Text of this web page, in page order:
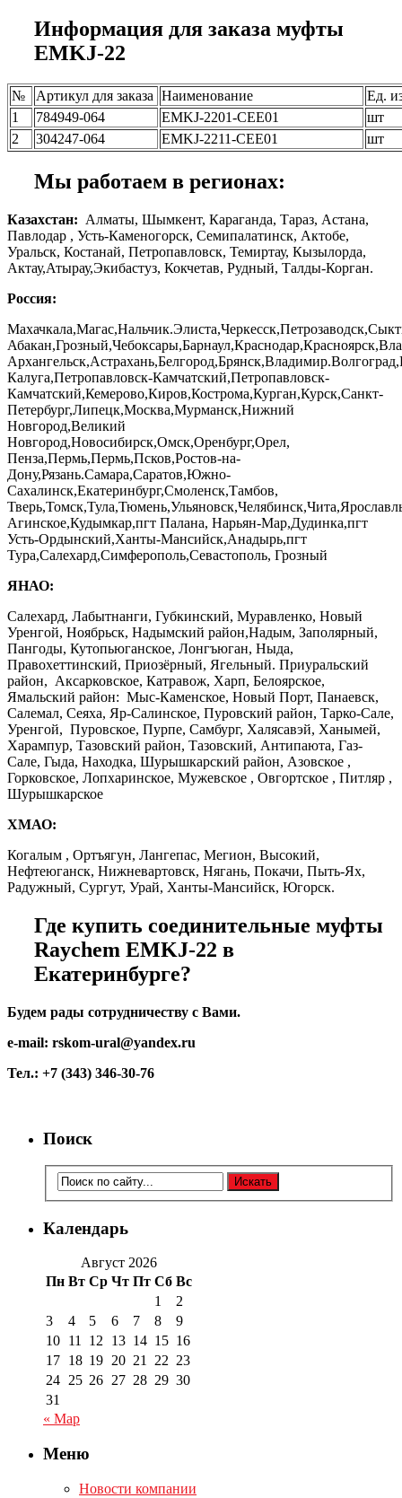
Информация для заказа муфты
EMKJ-22
№ Артикул для заказа Наименование
Ед.
1
784949-064 EMKJ-2201-CEE01
шт
2
304247-064 EMKJ-2211-CEE01 шт
Мы работаем в регионах:
Казахстан: Алматы, Шымкент, Караганда, Тараз, Астана,
Павлодар , Усть-Каменогорск, Семипалатинск, Актобе,
Уральск, Костанай, Петропавловск, Темиртау, Кызылорда,
Актау,Атырау,Экибастуз, Кокчетав, Рудный, Талды-Корган.
Россия:
Калуга,Петропавловск-Камчатский,Петропавловск-
Камчатский,Кемерово,Киров,Кострома,Курган,Курск,Санкт-
Петербург,Липецк,Москва,Мурманск,Нижний
Новгород,Великий
Новгород,Новосибирск,Омск,Оренбург,Орел,
Пенза,Пермь,Пермь,Псков,Ростов-на-
Дону,Рязань.Самара,Саратов,Южно-
Сахалинск,Екатеринбург,Смоленск,Тамбов,
Агинское,Кудымкар,пгт Палана, Нарьян-Мар,Дудинка,пгт
Усть-Ордынский,Ханты-Мансийск,Анадырь,пгт
Тура,Салехард,Симферополь,Севастополь, Грозный
ЯНАО:
Салехард, Лабытнанги, Губкинский, Муравленко, Новый
Уренгой, Ноябрьск, Надымский район,Надым, Заполярный,
Пангоды, Кутопьюганское, Лонгъюган, Ныда,
Правохеттинский, Приозёрный, Ягельный. Приуральский
район, Аксарковское, Катравож, Харп, Белоярское,
Ямальский район: Мыс-Каменское, Новый Порт, Панаевск,
Салемал, Сеяха, Яр-Салинское, Пуровский район, Тарко-Сале,
Уренгой, Пуровское, Пурпе, Самбург, Халясавэй, Ханымей,
Харампур, Тазовский район, Тазовский, Антипаюта, Газ-
Сале, Гыда, Находка, Шурышкарский район, Азовское ,
Горковское, Лопхаринское, Мужевское , Овгортское , Питляр ,
Шурышкарское
ХМАО:
Когалым , Ортъягун, Лангепас, Мегион, Высокий,
Нефтеюганск, Нижневартовск, Нягань, Покачи, Пыть-Ях,
Радужный, Сургут, Урай, Ханты-Мансийск, Югорск.
Где купить соединительные муфты
Raychem EMKJ-22 в
Екатеринбурге?
Будем рады сотрудничеству с Вами.
e-mail: rskom-ural@yandex.ru
Тел.: +7 (343) 346-30-76
Поиск
Календарь
Август 2026
Пн Вт Ср Чт Пт Сб Вс
1
2
3
4 5 6 7 8
9
10 11 12 13 14 15 16
17 18 19 20 21 22 23
24 25 26 27 28 29 30
31
« Мар
Меню
Новости компании